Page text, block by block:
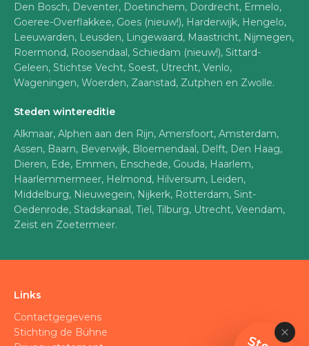
Den Bosch, Deventer, Doetinchem, Dordrecht, Ermelo,
Goeree-Overflakkee, Goes (nieuw!), Harderwijk, Hengelo,
Leeuwarden, Leusden, Lingewaard, Maastricht, Nijmegen,
Roermond, Roosendaal, Schiedam (nieuw!), Sittard-
Geleen, Stichtse Vecht, Soest, Utrecht, Venlo,
Wageningen, Woerden, Zaanstad, Zutphen en Zwolle.
Steden wintereditie
Alkmaar, Alphen aan den Rijn, Amersfoort, Amsterdam,
Assen, Baarn, Beverwijk, Bloemendaal, Delft, Den Haag,
Dieren, Ede, Emmen, Enschede, Gouda, Haarlem,
Haarlemmermeer, Helmond, Hilversum, Leiden,
Middelburg, Nieuwegein, Nijkerk, Rotterdam, Sint-
Oedenrode, Stadskanaal, Tiel, Tilburg, Utrecht, Veendam,
Zeist en Zoetermeer.
Links
Contactgegevens
Stichting de Bühne